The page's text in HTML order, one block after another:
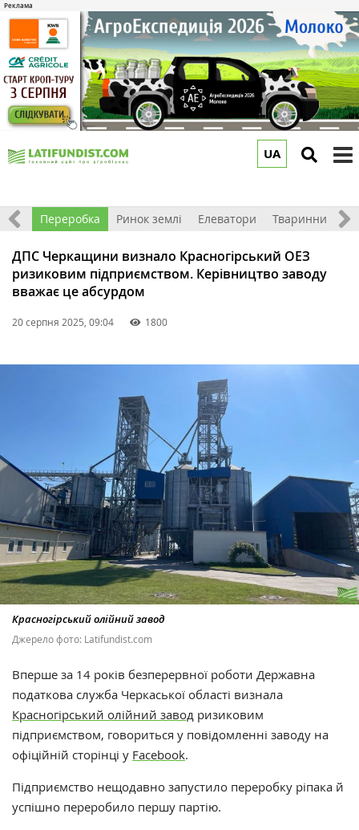
UA
Переробка Ринок землі Елеватори Тваринництво
ДПС Черкащини визнало Красногірський ОЕЗ
ризиковим підприємством. Керівництво заводу
вважає це абсурдом
20 серпня 2025, 09:04 1800
Красногірський олійний завод
Джерело фото: Latifundist.com
Вперше за 14 років безперервної роботи Державна
податкова служба Черкаської області визнала
Красногірський олійний завод ризиковим
підприємством, говориться у повідомленні заводу на
офіційній сторінці у Facebook.
Підприємство нещодавно запустило переробку ріпака й
успішно переробило першу партію.